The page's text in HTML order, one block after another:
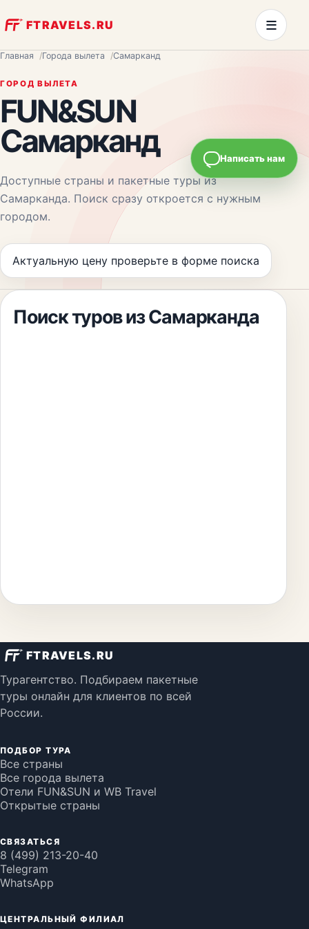
FTRAVELS.RU ≡
Главная Города вылета Самарканд
ГОРОД ВЫЛЕТА
FUN&SUN
Самарканд
Доступные страны и пакетные туры из
Самарканда. Поиск сразу откроется с нужным
городом.
Актуальную цену проверьте в форме поиска
Поиск туров изСамарканда
FTRAVELS.RU
Турагентство. Подбираем пакетные
туры онлайн для клиентов по всей
России.
ПОДБОР ТУРА
Все страны
Все города вылета
Отели FUN&SUN и WB Travel
Открытые страны
СВЯЗАТЬСЯ
8 (499) 213-20-40
Telegram
WhatsApp
ЦЕНТРАЛЬНЫЙ ФИЛИАЛ
Написать нам